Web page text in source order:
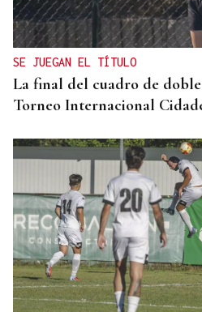
SE JUEGAN EL TÍTULO
La final del cuadro de
Torneo Internacional